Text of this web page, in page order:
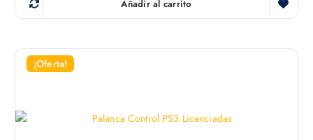
Añadir al carrito
¡Oferta!